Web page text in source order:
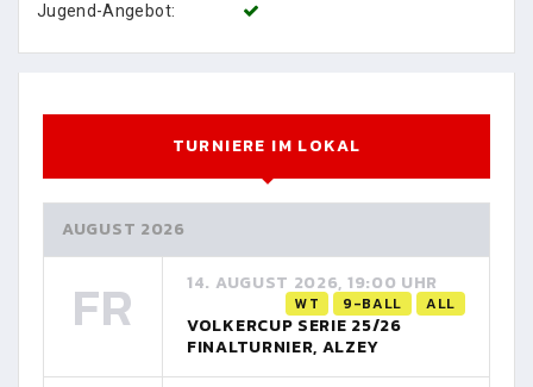
Jugend-Angebot:
TURNIERE IM LOKAL
AUGUST 2026
FR 14. AUGUST 2026, 19:00 UHR
WT 9-BALL ALL
VOLKERCUP SERIE 25/26
FINALTURNIER, ALZEY